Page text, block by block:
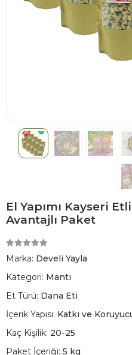
El Yapımı Kayseri
Avantajlı Paket
Marka: Develi Yayla
Kategori: Mantı
Et Türü: Dana Eti
İçerik Yapısı: Katkı ve
Kaç Kişilik: 20-25
Paket İçeriği: 5 kg